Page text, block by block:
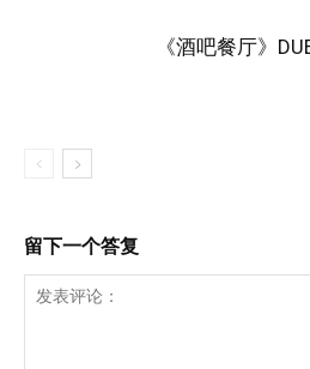
《酒吧餐厅》
留下一个答复